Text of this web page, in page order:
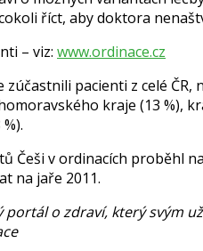
říct, aby doktora
– viz: www.ordinace.cz
pacienti z celé ČR,
kraje (13 %),
Češi v ordinacích proběhl
na jaře 2011.
portál o zdraví, který svým